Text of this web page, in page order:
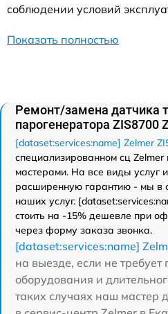
соблюдении условий
Показать полностью
Ремонт/замена датчика
парогенератора ZIS8700
[dataset:services:name] Zelmer
специализированном сц
мастерами. На все виды услуг
расширенную гарантию - мы в
наших услуг.
стоить на -15% дешевле при
через форму заказа звонка.
[dataset:services:name]
на выезде, если не требует
оборудования и
таких случаях наш мастер